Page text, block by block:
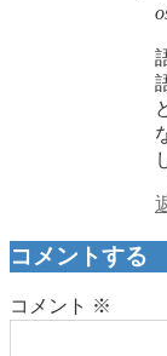
コメントする
コメント ※